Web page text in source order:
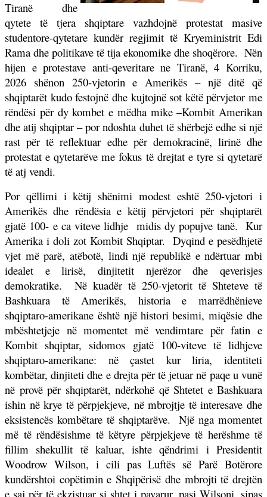
Tiranë dhe
qytete të tjera shqiptare vazhdojnë protestat masive
studentore-qytetare kundër regjimit të Kryeministrit Edi
Rama dhe politikave të tija ekonomike dhe shoqërore. Nën
hijen e protestave anti-qeveritare ne Tiranë, 4 Korriku,
2026 shënon 250-vjetorin e Amerikës – një ditë që
shqiptarët kudo festojnë dhe kujtojnë sot këtë përvjetor me
rëndësi për dy kombet e mëdha mike –Kombit Amerikan
dhe atij shqiptar – por ndoshta duhet të shërbejë edhe si një
rast për të reflektuar edhe për demokracinë, lirinë dhe
protestat e qytetarëve me fokus të drejtat e tyre si qytetarë
të atj vendi.
Por qëllimi i këtij shënimi modest eshtë 250-vjetori i
Amerikës dhe rëndësia e këtij përvjetori për shqiptarët
gjatë 100- e ca viteve lidhje midis dy popujve tanë. Kur
Amerika i doli zot Kombit Shqiptar. Dyqind e pesëdhjetë
vjet më parë, atëbotë, lindi një republikë e ndërtuar mbi
idealet e lirisë, dinjitetit njerëzor dhe qeverisjes
demokratike.
Në kuadër të 250-vjetorit të Shteteve të
Bashkuara të Amerikës, historia e marrëdhënieve
shqiptaro-amerikane është një histori besimi, miqësie dhe
mbështetjeje në momentet më vendimtare për fatin e
Kombit shqiptar, sidomos gjatë 100-viteve të lidhjeve
shqiptaro-amerikane: në çastet kur liria, identiteti
kombëtar, dinjiteti dhe e drejta për të jetuar në paqe u vunë
në provë për shqiptarët, ndërkohë që Shtetet e Bashkuara
ishin në krye të përpjekjeve, në mbrojtje të interesave dhe
eksistencës kombëtare të shqiptarëve.
Një nga momentet
më të rëndësishme të këtyre përpjekjeve të herëshme të
fillim shekullit të kaluar, ishte qëndrimi i Presidentit
Woodrow Wilson, i cili pas Luftës së Parë Botërore
kundërshtoi copëtimin e Shqipërisë dhe mbrojti të drejtën
e saj për të ekzistuar si shtet i pavarur, pasi Wilsoni, sipas